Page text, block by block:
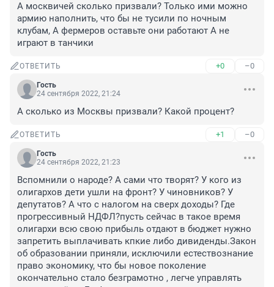
А москвичей сколько призвали? Только ими можно
армию наполнить, что бы не тусили по ночным
клубам, А фермеров оставьте они работают А не
играют в танчики
ОТВЕТИТЬ +0 –0
Гость
24 сентября 2022, 21:24
А сколько из Москвы призвали? Какой процент?
ОТВЕТИТЬ +1 –0
Гость
24 сентября 2022, 21:23
Вспомнили о народе? А сами что творят? У кого из
олигархов дети ушли на фронт? У чиновников? У
депутатов? А что с налогом на сверх доходы? Где
прогрессивный НДФЛ?пусть сейчас в такое время
олигархи всю свою прибыль отдают в бюджет нужно
запретить выплачивать кпкие либо дивиденды.Закон
об образовании приняли, исключили естествознание
право экономику, что бы новое поколение
окончательно стало безграмотно , легче управлять